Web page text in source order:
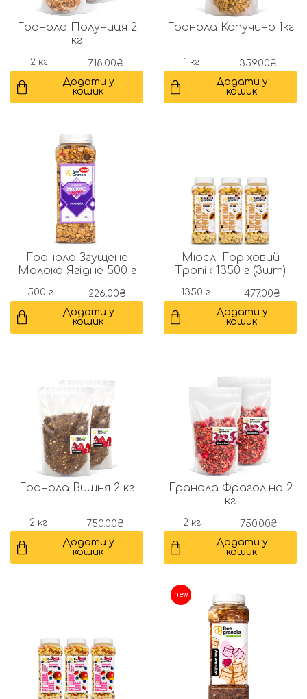
Гранола Полуниця 2
кг
2 кг 718.00₴
Додати у
кошик
Гранола Капучино 1кг
1 кг 359.00₴
Додати у
кошик
Гранола Згущене
Молоко Ягідне 500 г
500 г 226.00₴
Додати у
кошик
Мюслі Горіховий
Тропік 1350 г (3шт)
1350 г 477.00₴
Додати у
кошик
Гранола Вишня 2 кг
2 кг 750.00₴
Додати у
кошик
Гранола Фраголіно 2
кг
2 кг 750.00₴
Додати у
кошик
new